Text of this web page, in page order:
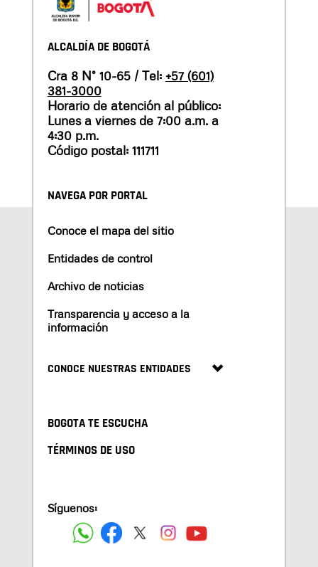
ALCALDÍA DE BOGOTÁ
Cra 8 N° 10-65 / Tel: +57 (601)
381-3000
Horario de atención al público:
Lunes a viernes de 7:00 a.m. a
4:30 p.m.
Código postal: 111711
NAVEGA POR PORTAL
Conoce el mapa del sitio
Entidades de control
Archivo de noticias
Transparencia y acceso a la
información
CONOCE NUESTRAS ENTIDADES
BOGOTA TE ESCUCHA
TÉRMINOS DE USO
Síguenos: